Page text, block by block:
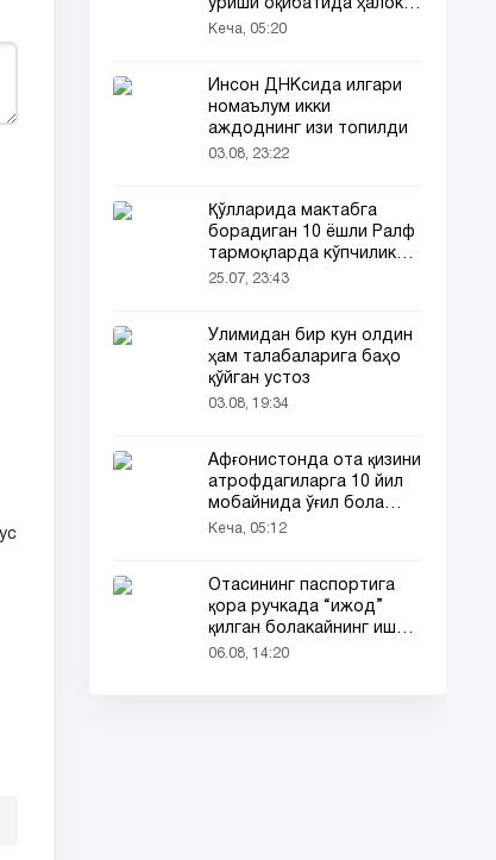
уриши оқибатида ҳалок
бўлди
Кеча, 05:20
Инсон ДНКсида илгари
номаълум икки
аждоднинг изи топилди
03.08, 23:22
Қўлларида мактабга
борадиган 10 ёшли Ралф
тармоқларда кўпчиликни
таъсирлантирди
25.07, 23:43
Ўлимидан бир кун олдин
ҳам талабаларига баҳо
қўйган устоз
03.08, 19:34
Афғонистонда ота қизини
атрофдагиларга 10 йил
мобайнида ўғил бола
сифатида таништирди
Кеча, 05:12
Отасининг паспортига
қора ручкада “ижод”
қилган болакайнинг иши
барчанинг диққатини
06.08, 14:20